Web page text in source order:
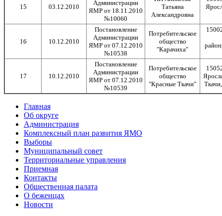
15 03.12.2010
Администрации
ЯМР от 18.11.2010
№10060
Татьяна
Александровна
16 10.12.2010
Постановление
Администрации
ЯМР от 07.12.2010
№10538
Потребительское
общество
"Карачиха"
17 10.12.2010
Постановление
Администрации
ЯМР от 07.12.2010
№10539
Потребительское
общество
"Красные Ткачи"
Главная
Об округе
Администрация
Комплексный план развития ЯМО
Выборы
Муниципальный совет
Территориальные управления
Приемная
Контакты
Общественная палата
О беженцах
Новости